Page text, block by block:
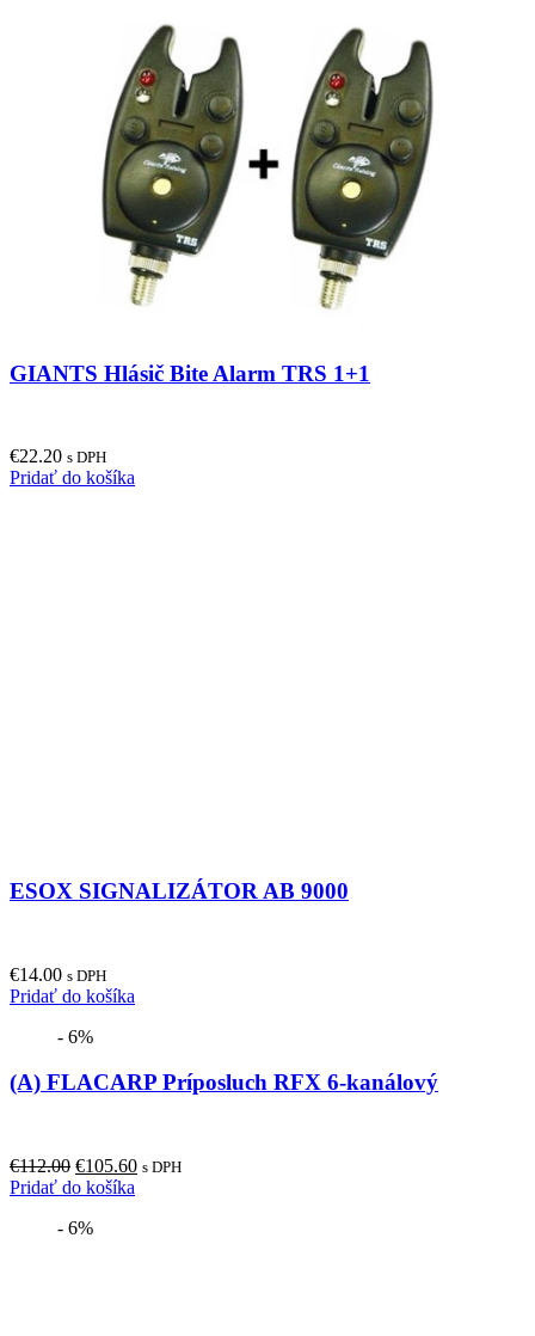
GIANTS Hlásič Bite Alarm TRS 1+1
€22.20 s DPH
Pridať do košíka
ESOX SIGNALIZÁTOR AB 9000
€14.00 s DPH
Pridať do košíka
- 6%
(A) FLACARP Príposluch RFX 6-kanálový
€112.00 Original
price
€112.00.
€105.60Current
s DPH
Pridať do košíka
- 6%